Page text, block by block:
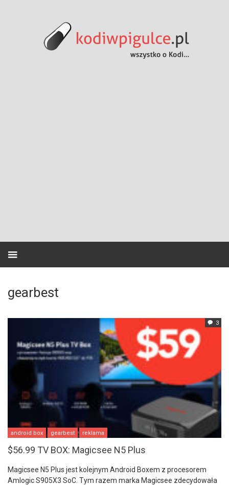
gearbest
3
android box gearbest reklama
$56.99 TV BOX: Magicsee N5 Plus
Magicsee N5 Plus jest kolejnym Android Boxem z procesorem
Amlogic S905X3 SoC. Tym razem marka Magicsee zdecydowała